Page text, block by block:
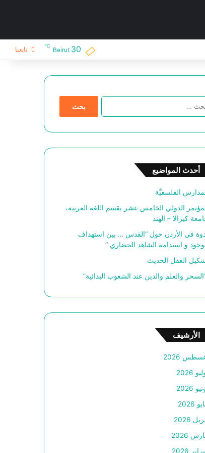
Beirut 30
℃ تابعنا
ا
ح
أحدث المواضيع
الفلسفيَّة
الدولي الخامس عشر بقسم اللغة العربية،
كيرالا – الهند
في الأردن حول “القدس … بين استهداف
و اسيدامة الشاهد الحضاري “
العقل الحديث
والعلم والدين عند الشعوب البدائية”
الأرشيف
2026
2026
2026
2026
2026
2026
2026